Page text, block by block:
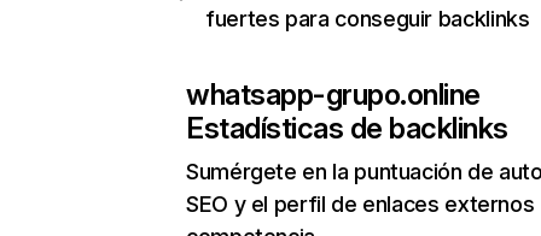
fuertes para conseguir backlinks
whatsapp-grupo.online
Estadísticas de backlinks
Sumérgete en la puntuación de
SEO y el perfil de enlaces externos